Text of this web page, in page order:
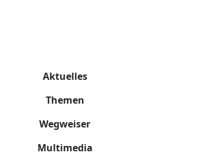
Aktuelles
Themen
Wegweiser
Multimedia